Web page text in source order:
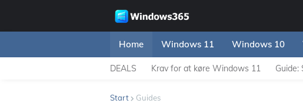
Home Windows 11 Windows 10
DEALS Krav for at køre Windows 11 Guide:
Start Guides